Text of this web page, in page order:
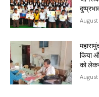
August
महासमुंद
किया
को
August